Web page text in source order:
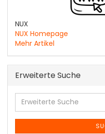
NUX
NUX Homepage
Mehr Artikel
Erweiterte Suche
Erweiterte
Suche